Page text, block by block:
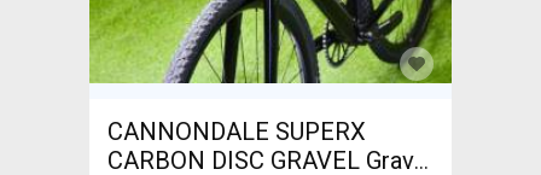
CANNONDALE SUPERX
CARBON DISC GRAVEL Gravel